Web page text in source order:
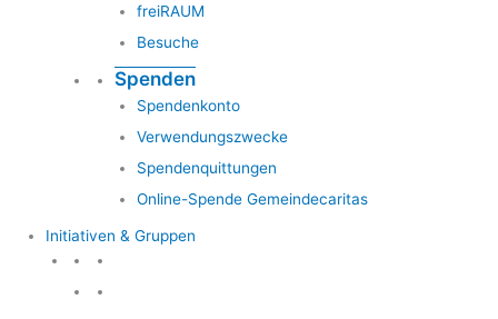
freiRAUM
Besuche
Spenden
Spendenkonto
Verwendungszwecke
Spendenquittungen
Online-Spende Gemeindecaritas
Initiativen & Gruppen